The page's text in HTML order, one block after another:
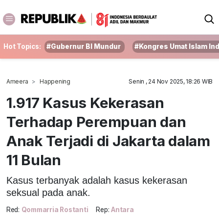
Hot Topics: #Gubernur BI Mundur #Kongres Umat Islam
Ameera Happening Senin , 24 Nov 2025, 18:26 WIB
1.917 Kasus Kekerasan
Terhadap Perempuan dan
Anak Terjadi di Jakarta dalam
11 Bulan
Kasus terbanyak adalah kasus kekerasan
seksual pada anak.
Red: Qommarria Rostanti Rep: Antara